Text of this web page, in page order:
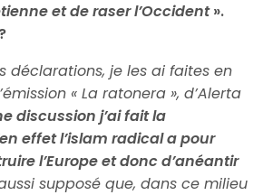
et de raser l’Occident».
déclarations, je les ai faites en
« La ratonera », d’Alerta
discussion j’ai fait la
effet l’islam radical a pour
l’Europe et donc d’anéantir
supposé que, dans ce milieu